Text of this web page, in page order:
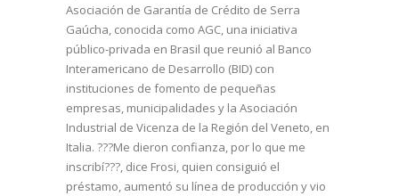
Asociación de Garantía de Crédito de Serra
Gaúcha, conocida como AGC, una iniciativa
público-privada en Brasil que reunió al Banco
Interamericano de Desarrollo (BID) con
instituciones de fomento de pequeñas
empresas, municipalidades y la Asociación
Industrial de Vicenza de la Región del Veneto, en
Italia. ???Me dieron confianza, por lo que me
inscribí???, dice Frosi, quien consiguió el
préstamo, aumentó su línea de producción y vio